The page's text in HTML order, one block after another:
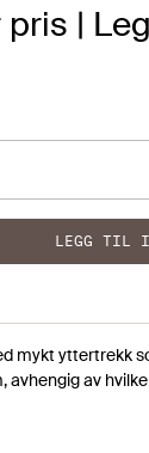
|
LEGG TIL I
mykt yttertrekk
avhengig av